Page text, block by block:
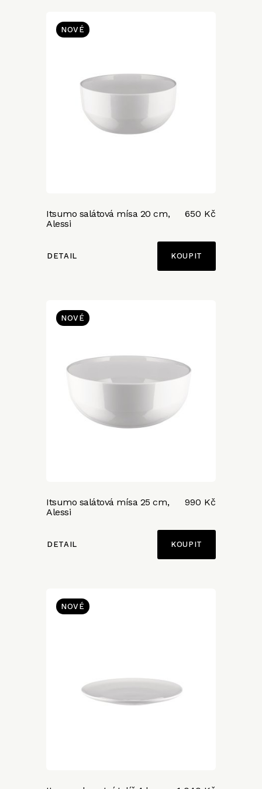
NOVÉ
Itsumo salátová mísa 20 cm,
Alessi
650 Kč
DETAIL
NOVÉ
Itsumo salátová mísa 25 cm,
Alessi
990 Kč
DETAIL
NOVÉ